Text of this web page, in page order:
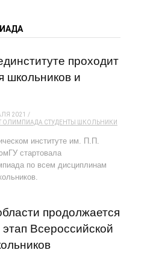
проходит
школьников и
2021
ОЛИМПИАДА СТУДЕНТЫ ШКОЛЬНИКИ
институте им. П.П.
стартовала
по всем дисциплинам
продолжается
Всероссийской